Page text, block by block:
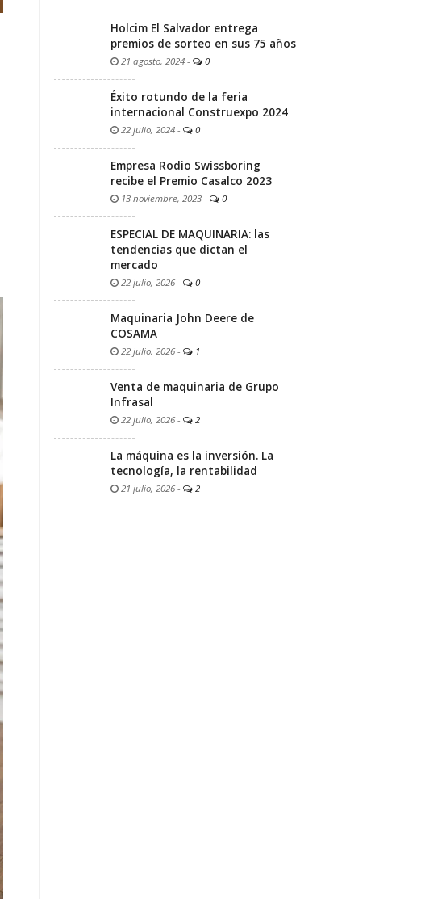
Holcim El Salvador entrega
premios de sorteo en sus 75 años
21 agosto, 2024 - 0
Éxito rotundo de la feria
internacional Construexpo 2024
22 julio, 2024 - 0
Empresa Rodio Swissboring
recibe el Premio Casalco 2023
13 noviembre, 2023 - 0
ESPECIAL DE MAQUINARIA: las
tendencias que dictan el
mercado
22 julio, 2026 - 0
Maquinaria John Deere de
COSAMA
22 julio, 2026 - 1
Venta de maquinaria de Grupo
Infrasal
22 julio, 2026 - 2
La máquina es la inversión. La
tecnología, la rentabilidad
21 julio, 2026 - 2